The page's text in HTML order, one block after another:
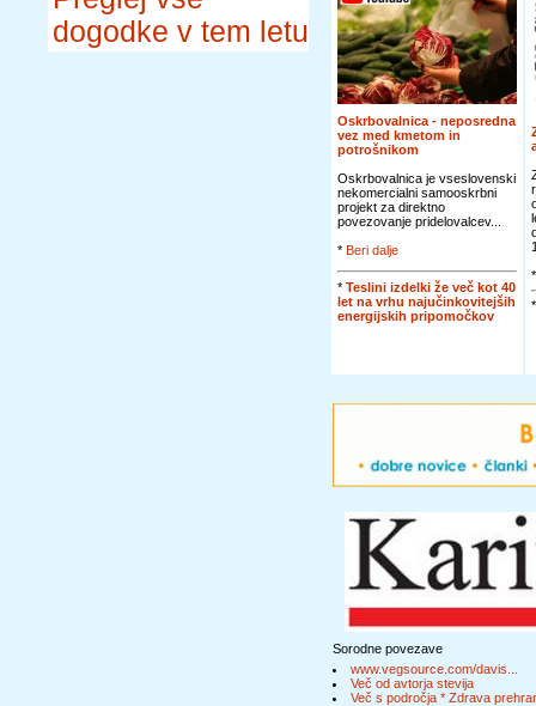
dogodke v tem letu
Oskrbovalnica - neposredna
vez med kmetom in
potrošnikom
Oskrbovalnica je vseslovenski
nekomercialni samooskrbni
projekt za direktno
povezovanje pridelovalcev...
* Beri dalje
* Teslini izdelki že več kot 40
let na vrhu najučinkovitejših
energijskih pripomočkov
Sorodne povezave
www.vegsource.com/davis...
Več od avtorja stevija
Več s področja * Zdrava